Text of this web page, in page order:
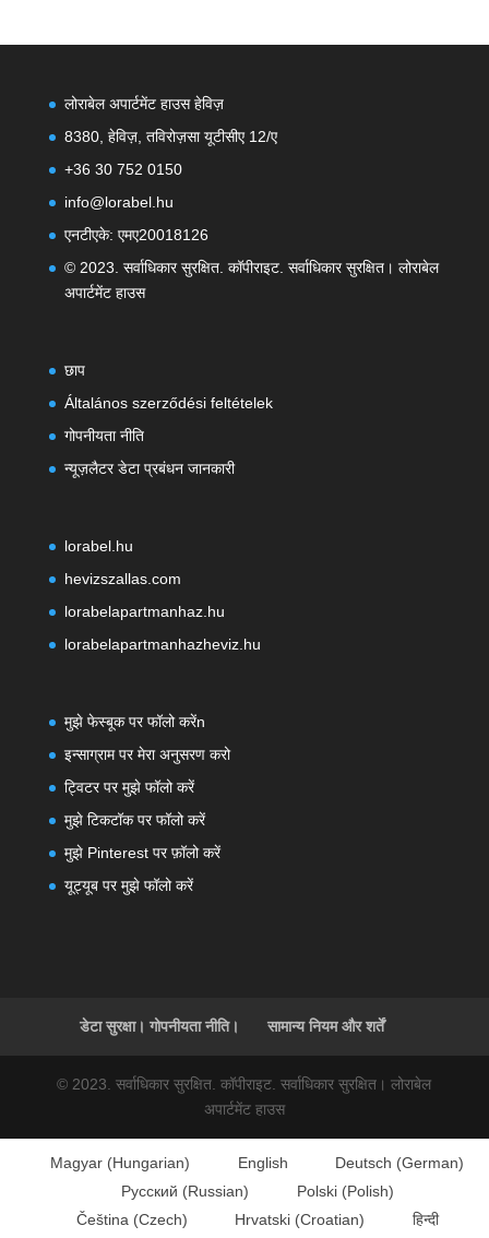
14990,00 Ft.4990,00 Ft.
लोराबेल अपार्टमेंट हाउस हेविज़
8380, हेविज़, तविरोज़सा यूटीसीए 12/ए
+36 30 752 0150
info@lorabel.hu
एनटीएके: एमए20018126
© 2023. सर्वाधिकार सुरक्षित. कॉपीराइट. सर्वाधिकार सुरक्षित। लोराबेल
अपार्टमेंट हाउस
छाप
Általános szerződési feltételek
गोपनीयता नीति
न्यूज़लैटर डेटा प्रबंधन जानकारी
lorabel.hu
hevizszallas.com
lorabelapartmanhaz.hu
lorabelapartmanhazheviz.hu
मुझे फेस्बूक पर फॉलो करेंn
इन्साग्राम पर मेरा अनुसरण करो
ट्विटर पर मुझे फॉलो करें
मुझे टिकटॉक पर फॉलो करें
मुझे Pinterest पर फ़ॉलो करें
यूट्यूब पर मुझे फॉलो करें
डेटा सुरक्षा। गोपनीयता नीति। सामान्य नियम और शर्तें
© 2023. सर्वाधिकार सुरक्षित. कॉपीराइट. सर्वाधिकार सुरक्षित। लोराबेल
अपार्टमेंट हाउस
Magyar (Hungarian) English Deutsch (German)
Русский (Russian) Polski(Polish)
Čeština(Czech) Hrvatski (Croatian) हिन्दी